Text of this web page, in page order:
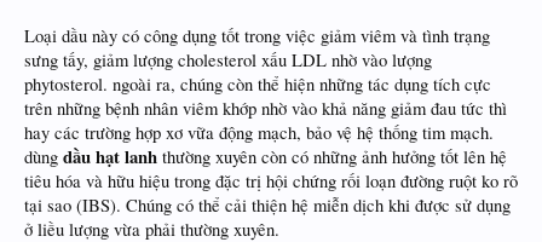
Loại dầu này có công dụng tốt trong việc giảm viêm và tình trạng
sưng tấy, giảm lượng cholesterol xấu LDL nhờ vào lượng
phytosterol. ngoài ra, chúng còn thể hiện những tác dụng tích cực
trên những bệnh nhân viêm khớp nhờ vào khả năng giảm đau tức thì
hay các trường hợp xơ vữa động mạch, bảo vệ hệ thống tim mạch.
dùng dầu hạt lanh thường xuyên còn có những ảnh hưởng tốt lên hệ
tiêu hóa và hữu hiệu trong đặc trị hội chứng rối loạn đường ruột ko rõ
tại sao (IBS). Chúng có thể cải thiện hệ miễn dịch khi được sử dụng
ở liều lượng vừa phải thường xuyên.